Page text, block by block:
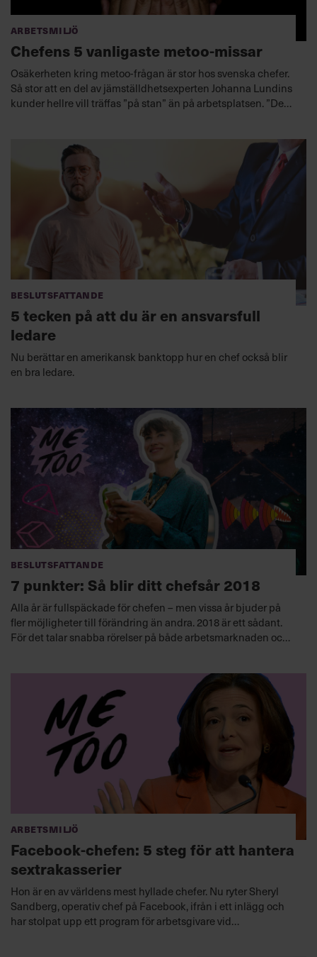
Arbetsmiljö
Chefens 5 vanligaste metoo-missar
Osäkerheten kring metoo-frågan är stor hos svenska chefer.
Så stor att en del av jämställdhetsexperten Johanna Lundins
kunder hellre vill träffas ”på stan” än på arbetsplatsen. ”De
Beslutsfattande
5 tecken på att du är en ansvarsfull
ledare
Nu berättar en amerikansk banktopp hur en chef också blir
en bra ledare.
Beslutsfattande
7 punkter: Så blir ditt chefsår 2018
Alla år är fullspäckade för chefen – men vissa år bjuder på
fler möjligheter till förändring än andra. 2018 är ett sådant.
För det talar snabba rörelser på både arbetsmarknaden och
Arbetsmiljö
Facebook-chefen: 5 steg för att hantera
sextrakasserier
Hon är en av världens mest hyllade chefer. Nu ryter Sheryl
Sandberg, operativ chef på Facebook, ifrån i ett inlägg och
har stolpat upp ett program för arbetsgivare vid